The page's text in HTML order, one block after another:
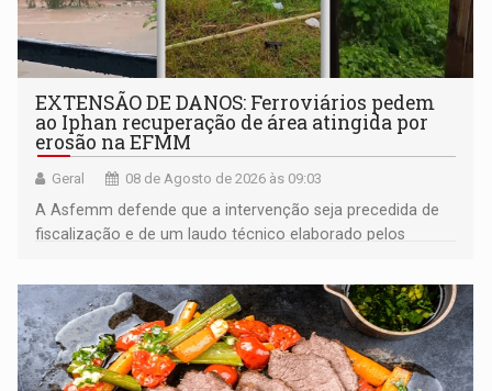
EXTENSÃO DE DANOS: Ferroviários pedem
ao Iphan recuperação de área atingida por
erosão na EFMM
Geral 08 de Agosto de 2026 às 09:03
A Asfemm defende que a intervenção seja precedida de
fiscalização e de um laudo técnico elaborado pelos